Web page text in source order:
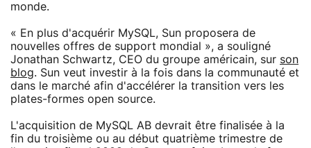
monde.
« En plus d'acquérir MySQL, Sun proposera de
nouvelles offres de support mondial », a souligné
Jonathan Schwartz, CEO du groupe américain, sur son
blog. Sun veut investir à la fois dans la communauté et
dans le marché afin d'accélérer la transition vers les
plates-formes open source.
L'acquisition de MySQL AB devrait être finalisée à la
fin du troisième ou au début quatrième trimestre de